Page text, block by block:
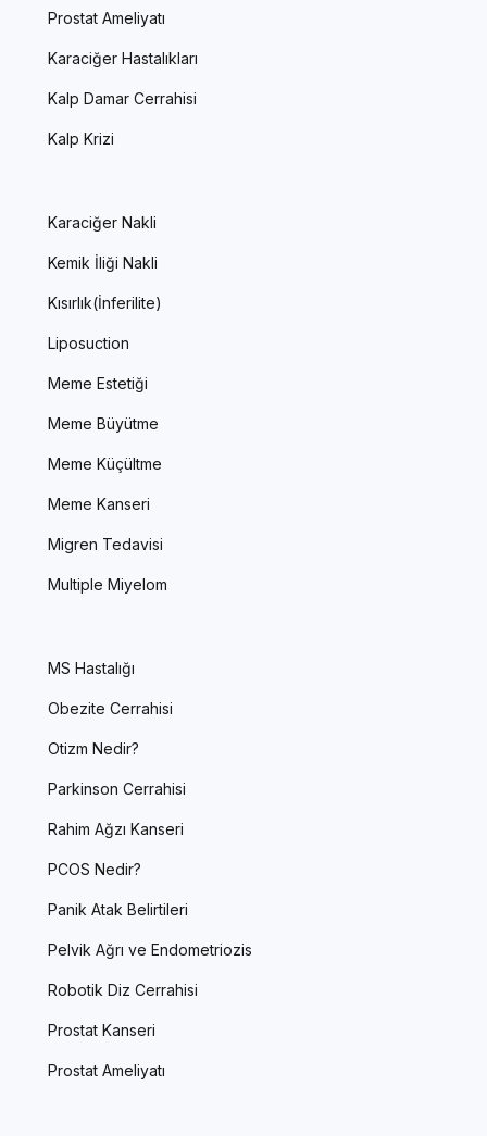
Prostat Ameliyatı
Karaciğer Hastalıkları
Kalp Damar Cerrahisi
Kalp Krizi
Karaciğer Nakli
Kemik İliği Nakli
Kısırlık(İnferilite)
Liposuction
Meme Estetiği
Meme Büyütme
Meme Küçültme
Meme Kanseri
Migren Tedavisi
Multiple Miyelom
MS Hastalığı
Obezite Cerrahisi
Otizm Nedir?
Parkinson Cerrahisi
Rahim Ağzı Kanseri
PCOS Nedir?
Panik Atak Belirtileri
Pelvik Ağrı ve Endometriozis
Robotik Diz Cerrahisi
Prostat Kanseri
Prostat Ameliyatı